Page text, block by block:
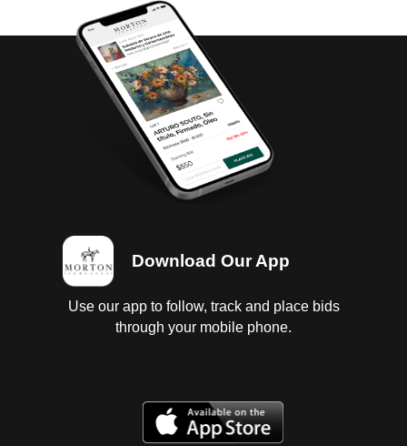
Download Our App
Use our app to follow, track and place bids
through your mobile phone.